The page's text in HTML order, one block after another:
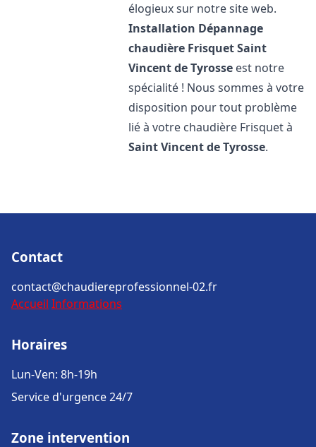
élogieux sur notre site web.
Installation Dépannage
chaudière FrisquetSaint
Vincent de Tyrosse est notre
spécialité ! Nous sommes à votre
disposition pour tout problème
lié à votre chaudière Frisquet à
Saint Vincent de Tyrosse.
Contact
contact@chaudiereprofessionnel-02.fr
Accueil Informations
Horaires
Lun-Ven: 8h-19h
Service d'urgence 24/7
Zone intervention